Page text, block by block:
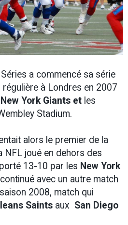
a commencé sa série
à Londres en 2007
New York Giants et les
Stadium.
alors le premier de la
NFL joué en dehors des
13-10 par les New York
avec un autre match
2008, match qui
Saints aux San Diego